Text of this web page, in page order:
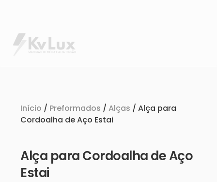
Início / Preformados / Alças / Alça para
Cordoalha de Aço Estai
Alça para Cordoalha de Aço
Estai